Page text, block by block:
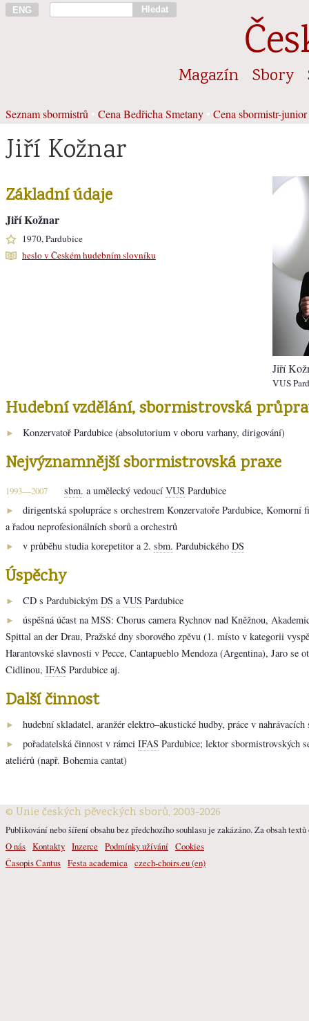
ENG Hledat
Magazín Sbory
Seznam sbormistrů Cena Bedřicha Smetany Cena sbormistr-junior
Jiří Kožnar
Jiří
VUS
Základní údaje
Jiří Kožnar
1970, Pardubice
heslo v Českém hudebním slovníku
Hudební vzdělání, sbormistrovská
► Konzervatoř Pardubice (absolutorium v oboru varhany, dirigování)
Nejvýznamnější sbormistrovská praxe
1993—2007 sbm. a umělecký vedoucí VUS Pardubice
►
dirigentská spolupráce s orchestrem Konzervatoře Pardubice, Komorní
a řadou neprofesionálních sborů a orchestrů
► v průběhu studia korepetitor a 2. sbm. Pardubického DS
Úspěchy
► CD s Pardubickým DS a VUS Pardubice
►
úspěšná účast na MSS: Chorus camera Rychnov nad Kněžnou,
Spittal an der Drau, Pražské dny sborového zpěvu (1. místo v kategorii
Harantovské slavnosti v Pecce, Cantapueblo Mendoza (Argentina), Jaro se
Cidlinou, IFAS Pardubice aj.
Další činnost
► hudební skladatel, aranžér elektro–akustické hudby, práce v
► pořadatelská činnost v rámci IFAS Pardubice; lektor sbormistrovských
ateliérů (např. Bohemia cantat)
© Unie českých pěveckých sborů, 2003-2026
Publikování nebo šíření obsahu bez předchozího souhlasu je zakázáno. Za obsah
O nás Kontakty Inzerce Podmínky užívání Cookies
Časopis Cantus Festa academica czech-choirs.eu (en)